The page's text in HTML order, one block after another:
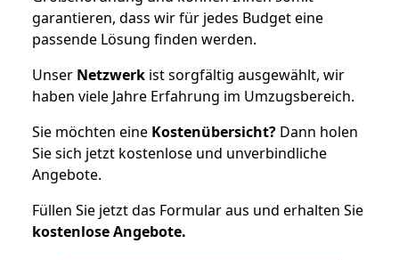
garantieren, dass wir für jedes Budget eine
passende Lösung finden werden.
Unser Netzwerk ist sorgfältig ausgewählt, wir
haben viele Jahre Erfahrung im Umzugsbereich.
Sie möchten eine Kostenübersicht? Dann holen
Sie sich jetzt kostenlose und unverbindliche
Angebote.
Füllen Sie jetzt das Formular aus und erhalten Sie
kostenloseAngebote.